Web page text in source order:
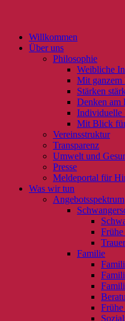
Willkommen
Über uns
Philosophie
Weibliche
Mit ganzem
Stärken
Denken am
Individuelle
Mit Blick
Vereinsstruktur
Transparenz
Umwelt und
Presse
Meldeportal für
Was wir tun
Angebotsspektrum
Familie